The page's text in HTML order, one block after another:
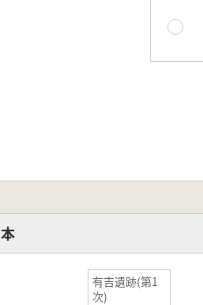
有吉遺跡(第1
次)